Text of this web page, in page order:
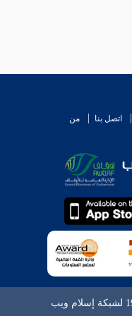
اتصل بنا
من